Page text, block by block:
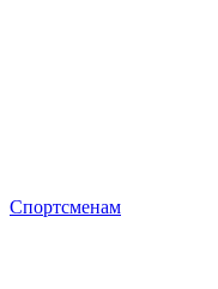
Спортсменам